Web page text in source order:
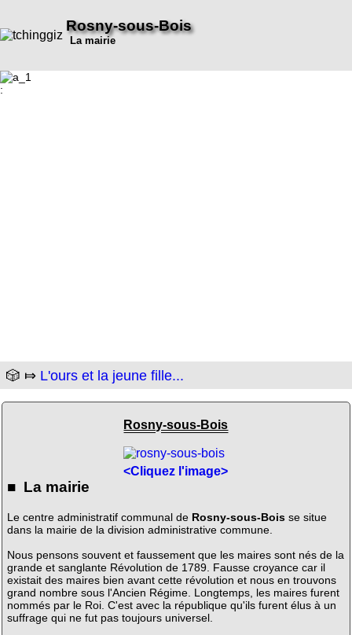
Rosny-sous-Bois
La mairie
:
🎲 ⤇ L'ours et la jeune fille...
Rosny-sous-Bois
<Cliquez l'image>
■ La mairie
Le centre administratif communal de Rosny-sous-Boisse situe
dans la mairie de la division administrative commune.
Nous pensons souvent et faussement que les maires sont nés de la
grande et sanglante Révolution de 1789. Fausse croyance car il
existait des maires bien avant cette révolution et nous en trouvons
grand nombre sous l'Ancien Régime. Longtemps, les maires furent
nommés par le Roi. C'est avec la république qu'ils furent élus à un
suffrage qui ne fut pas toujours universel.